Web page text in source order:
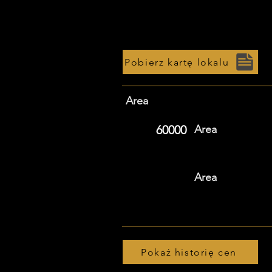
Pobierz kartę lokalu
Area
60000 Area
Area
Pokaż historię cen